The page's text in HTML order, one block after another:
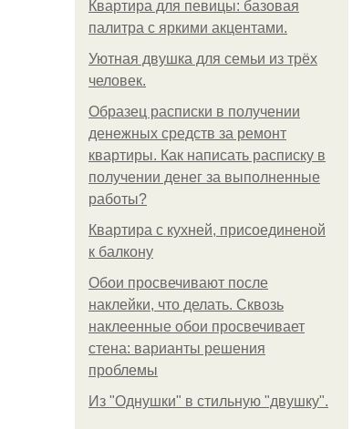
Квартира для певицы: базовая
палитра с яркими акцентами.
Уютная двушка для семьи из трёх
человек.
Образец расписки в получении
денежных средств за ремонт
квартиры. Как написать расписку в
получении денег за выполненные
работы?
Квартира с кухней, присоединеной
к балкону
Обои просвечивают после
наклейки, что делать. Сквозь
наклеенные обои просвечивает
стена: варианты решения
проблемы
Из "Однушки" в стильную "двушку".